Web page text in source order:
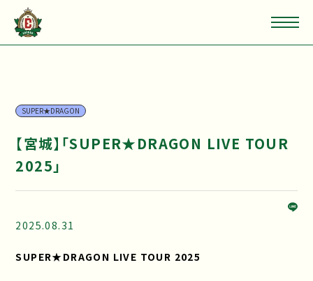
SUPER★DRAGON
【宮城】「SUPER★DRAGON LIVE TOUR
2025」
2025.08.31
SUPER★DRAGON LIVE TOUR 2025